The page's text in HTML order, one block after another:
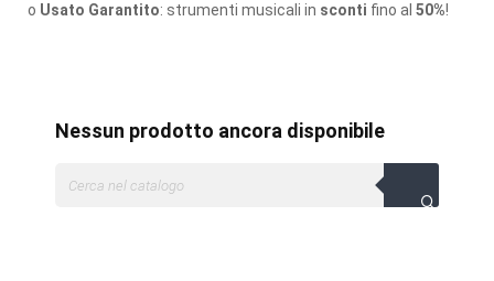
o Usato Garantito: strumenti musicali in sconti fino al 50%!
Nessun prodotto ancora disponibile